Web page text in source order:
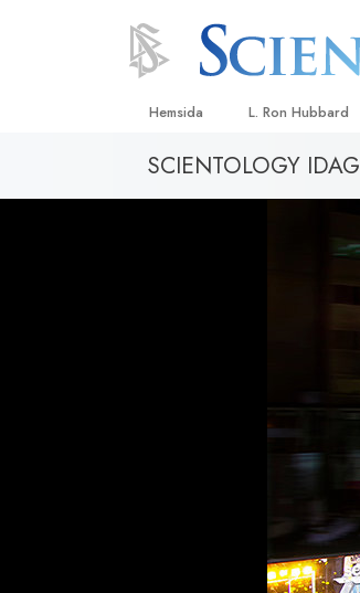
Hemsida L. Ron Hubbard
SCIENTOLOGY IDAG